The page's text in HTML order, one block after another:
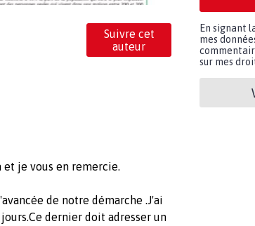
Suivre cet
auteur
je vous en remercie.
de notre démarche .J'ai
dernier doit adresser un
En signant
mes
sur mes